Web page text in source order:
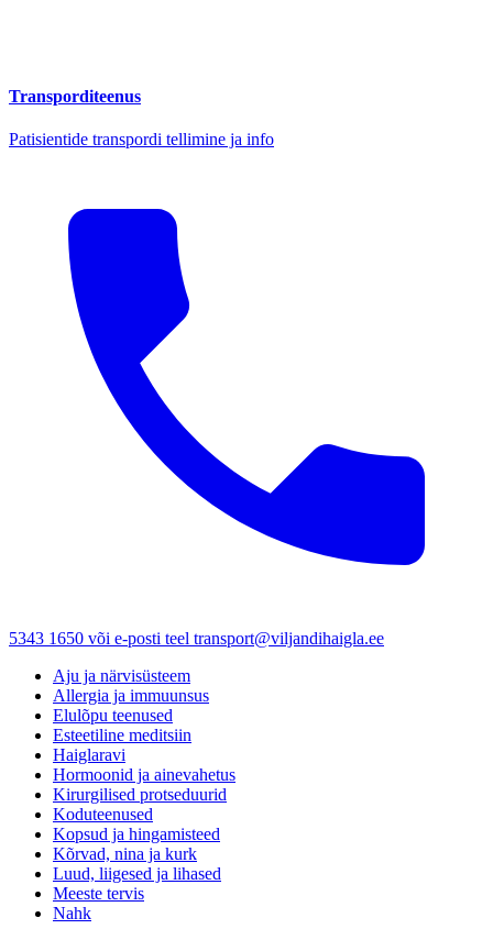
Transporditeenus
Patisientide transpordi tellimine ja info
5343 1650 või e-posti teel transport@viljandihaigla.ee
Aju ja närvisüsteem
Allergia ja immuunsus
Elulõpu teenused
Esteetiline meditsiin
Haiglaravi
Hormoonid ja ainevahetus
Kirurgilised protseduurid
Koduteenused
Kopsud ja hingamisteed
Kõrvad, nina ja kurk
Luud, liigesed ja lihased
Meeste tervis
Nahk